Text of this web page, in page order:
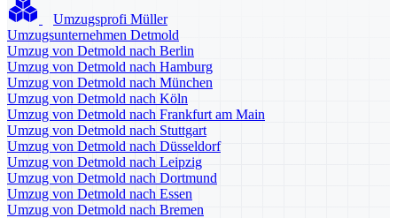
Umzugsprofi Müller
Umzugsunternehmen Detmold
Umzug von Detmold nach Berlin
Umzug von Detmold nach Hamburg
Umzug von Detmold nach München
Umzug von Detmold nach Köln
Umzug von Detmold nach Frankfurt am Main
Umzug von Detmold nach Stuttgart
Umzug von Detmold nach Düsseldorf
Umzug von Detmold nach Leipzig
Umzug von Detmold nach Dortmund
Umzug von Detmold nach Essen
Umzug von Detmold nach Bremen